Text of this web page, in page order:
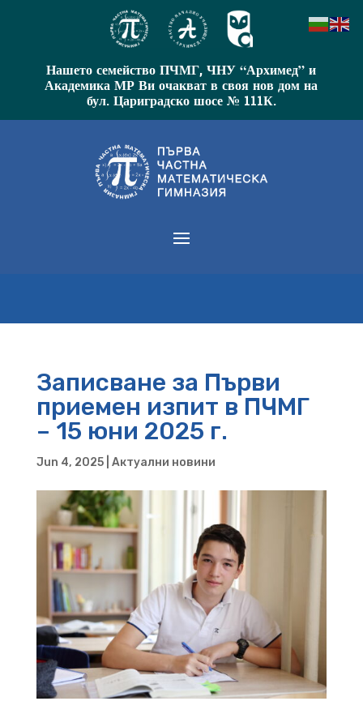
Нашето семейство ПЧМГ, ЧНУ “Архимед” и
Академика МР Ви очакват в своя нов дом на
бул. Цариградско шосе № 111К.
Записване за Първи
приемен изпит в ПЧМГ
– 15 юни 2025 г.
Jun 4, 2025| Актуални новини